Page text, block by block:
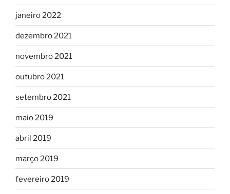
janeiro 2022
dezembro 2021
novembro 2021
outubro 2021
setembro 2021
maio 2019
abril 2019
março 2019
fevereiro 2019